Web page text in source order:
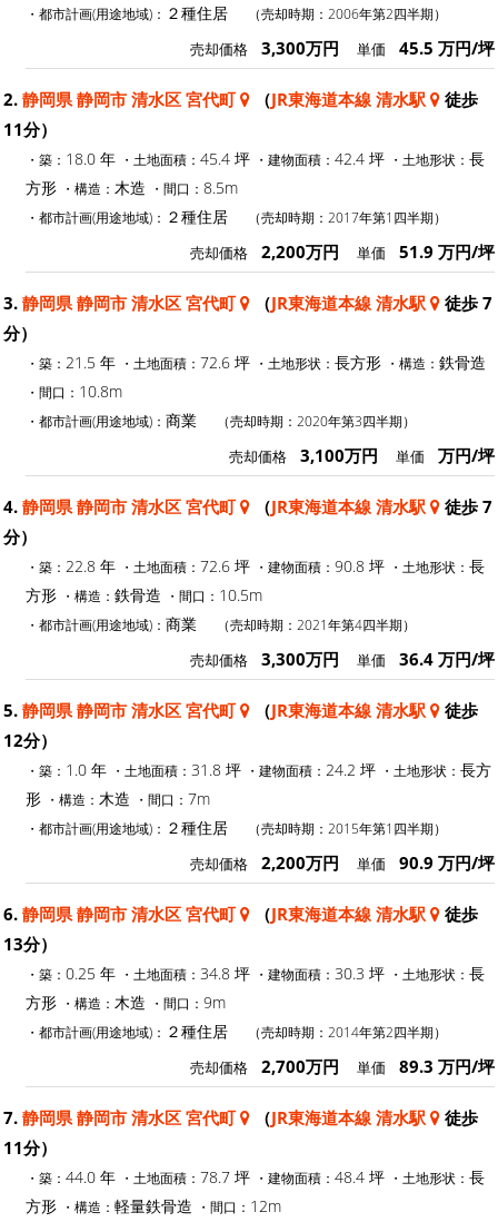
・都市計画(用途地域)： ２種住居 （売却時期：2006年第2四半期）
売却価格 3,300万円 単価 45.5 万円/坪
2. 静岡県 静岡市 清水区 宮代町 （JR東海道本線 清水駅
徒歩
11分）
・築： 18.0 年 ・土地面積： 45.4 坪 ・建物面積： 42.4 坪 ・土地形状： 長
方形 ・構造： 木造 ・間口： 8.5m
・都市計画(用途地域)： ２種住居 （売却時期：2017年第1四半期）
売却価格 2,200万円 単価 51.9 万円/坪
3. 静岡県 静岡市 清水区 宮代町 （JR東海道本線 清水駅
徒歩 7
分）
・築： 21.5 年 ・土地面積： 72.6 坪 ・土地形状： 長方形 ・構造： 鉄骨造
・間口： 10.8m
・都市計画(用途地域)： 商業 （売却時期：2020年第3四半期）
売却価格 3,100万円 単価 万円/坪
4. 静岡県 静岡市 清水区 宮代町 （JR東海道本線 清水駅
徒歩 7
分）
・築： 22.8 年 ・土地面積： 72.6 坪 ・建物面積： 90.8 坪 ・土地形状： 長
方形 ・構造： 鉄骨造 ・間口： 10.5m
・都市計画(用途地域)： 商業 （売却時期：2021年第4四半期）
売却価格 3,300万円 単価 36.4 万円/坪
5. 静岡県 静岡市 清水区 宮代町 （JR東海道本線 清水駅
徒歩
12分）
・築： 1.0 年 ・土地面積： 31.8 坪 ・建物面積： 24.2 坪 ・土地形状： 長方
形 ・構造： 木造 ・間口： 7m
・都市計画(用途地域)： ２種住居 （売却時期：2015年第1四半期）
売却価格 2,200万円 単価 90.9 万円/坪
6. 静岡県 静岡市 清水区 宮代町 （JR東海道本線 清水駅
徒歩
13分）
・築： 0.25 年 ・土地面積： 34.8 坪 ・建物面積： 30.3 坪 ・土地形状： 長
方形 ・構造： 木造 ・間口： 9m
・都市計画(用途地域)： ２種住居 （売却時期：2014年第2四半期）
売却価格 2,700万円 単価 89.3 万円/坪
7. 静岡県 静岡市 清水区 宮代町 （JR東海道本線 清水駅
徒歩
11分）
・築： 44.0 年 ・土地面積： 78.7 坪 ・建物面積： 48.4 坪 ・土地形状： 長
方形 ・構造： 軽量鉄骨造 ・間口： 12m